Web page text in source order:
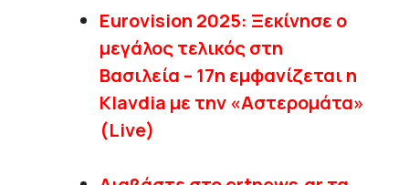
Eurovision 2025: Ξεκίνησε ο
μεγάλος τελικός στη
Βασιλεία – 17η εμφανίζεται η
Klavdia με την «Αστερομάτα»
(Live)